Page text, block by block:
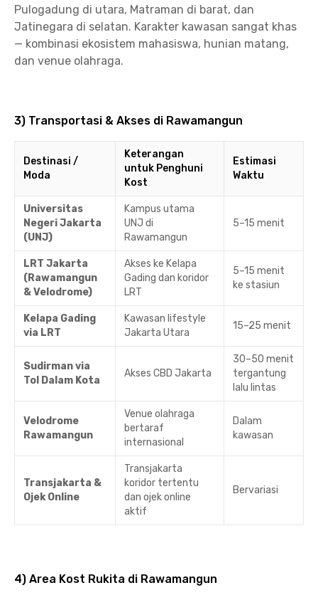
Pulogadung di utara, Matraman di barat, dan
Jatinegara di selatan. Karakter kawasan sangat khas
— kombinasi ekosistem mahasiswa, hunian matang,
dan venue olahraga.
3) Transportasi & Akses di Rawamangun
Destinasi /
Moda
Keterangan
untuk Penghuni
Kost
Estimasi
Waktu
Universitas
Negeri Jakarta
(UNJ)
Kampus utama
UNJ di
Rawamangun
5–15 menit
LRT Jakarta
(Rawamangun
& Velodrome)
Akses ke Kelapa
Gading dan koridor
LRT
5–15 menit
ke stasiun
Kelapa Gading
via LRT
Kawasan lifestyle
Jakarta Utara
15–25 menit
Sudirman via
Tol Dalam Kota
Akses CBD Jakarta
30–50 menit
tergantung
lalu lintas
Velodrome
Rawamangun
Venue olahraga
bertaraf
internasional
Dalam
kawasan
Transjakarta &
Ojek Online
Transjakarta
koridor tertentu
dan ojek online
aktif
Bervariasi
4) Area Kost Rukita di Rawamangun